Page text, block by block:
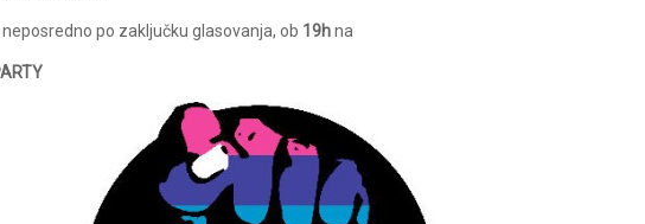
neposredno po zaključku glasovanja, ob 19hna